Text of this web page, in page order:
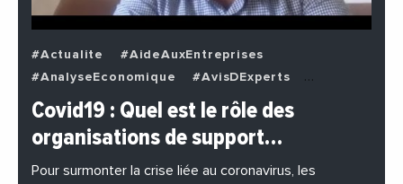
#Actualite
#AideAuxEntreprises
#AnalyseEconomique
#AvisDExperts
#BuzzNews
#Decideurs
#EchangesMediterraneens
#Economie
#EnDirectDe
#Entreprises
#Institutions
#PhotosEtVideos
Covid19 : Quel est le rôle des
organisations de support…
Pour surmonter la crise liée au coronavirus, les